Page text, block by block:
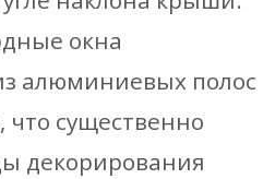
окна
алюминиевых полос
что существенно
декорирования